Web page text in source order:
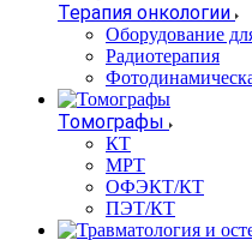
Терапия онкологии
Оборудование
Радиотерапия
Томографы
КТ
МРТ
ОФЭКТ/КТ
ПЭТ/КТ